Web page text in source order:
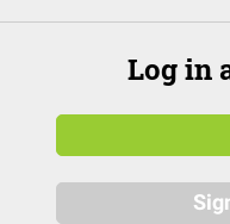
Log in